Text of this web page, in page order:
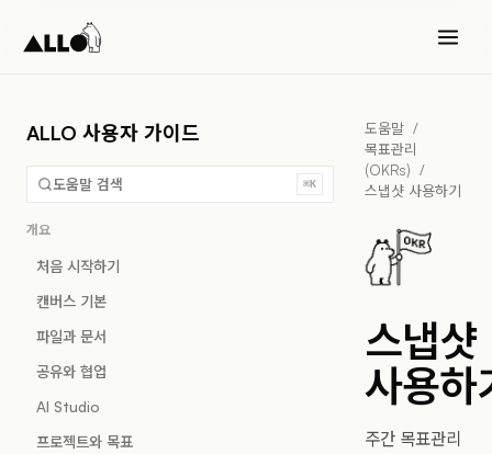
ALLO 사용자 가이드
도움말 검색 ⌘K
개요
처음 시작하기
캔버스 기본
파일과 문서
공유와 협업
AI Studio
프로젝트와 목표
도움말 /
목표관리
(OKRs) /
스냅샷 사용하기
스냅샷
사용하
주간 목표관리